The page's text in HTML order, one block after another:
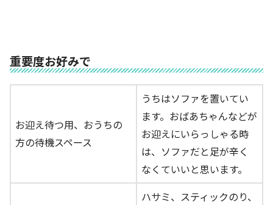
重要度お好みで
お迎え待つ用、おうちの
方の待機スペース
うちはソファを置いてい
ます。おばあちゃんなどが
お迎えにいらっしゃる時
は、ソファだと足が辛く
なくていいと思います。
ハサミ、スティックのり、